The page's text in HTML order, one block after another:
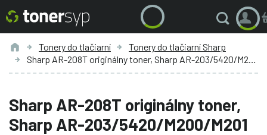
Tonery do tlačiarní
Tonery do tlačiarní Sharp
Sharp AR-208T originálny toner, Sharp AR-203/5420/M200/M201
Sharp AR-208T originálny toner,
Sharp AR-203/5420/M200/M201